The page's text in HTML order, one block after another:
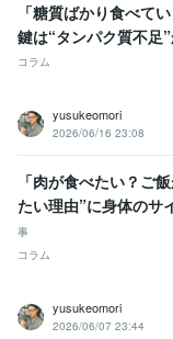
「糖質ばかり食べて
鍵は“タンパク質不足
コラム
yusukeomori
2026/06/16 23:08
「肉が食べたい？ご
たい理由”に身体のサ
事
コラム
yusukeomori
2026/06/07 23:44